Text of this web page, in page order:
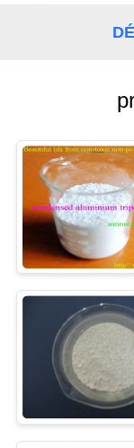
DEVIS
PLAN
DU
SITE
PRIVACY
POLICY